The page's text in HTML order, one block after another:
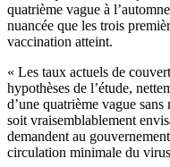
quatrième vague à
nuancée que les trois
vaccination atteint.
« Les taux actuels de
hypothèses de l’étude,
d’une quatrième vague
soit vraisemblablement
demandent au
circulation minimale du